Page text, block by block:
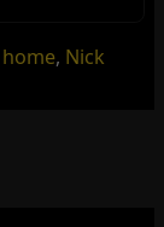
home, Nick